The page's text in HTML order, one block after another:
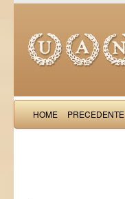
HOME PRECEDENTE